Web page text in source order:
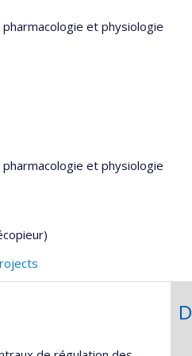
et physiologie
et physiologie